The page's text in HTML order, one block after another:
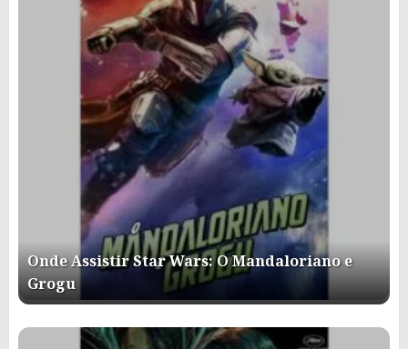
Onde Assistir Star Wars: O Mandaloriano e
Grogu